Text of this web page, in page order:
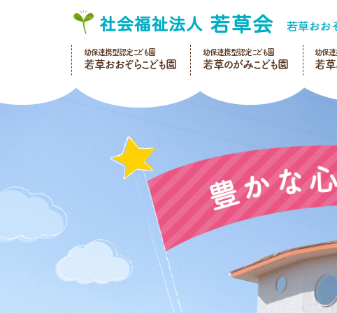
幼保連携型認定こども園
若草おおぞらこども園
幼保連携型認定こども園
若草のがみこども園
幼保連
若草